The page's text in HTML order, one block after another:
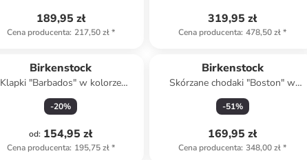
189,95 zł
Cena producenta: 217,50 zł*
319,95 zł
Cena producenta: 478,50 zł*
Birkenstock
Klapki "Barbados" w kolorze
czarnym
-20%
od: 154,95 zł
Cena producenta: 195,75 zł*
Birkenstock
Skórzane chodaki "Boston" w
kolorze fioletowym
-51%
169,95 zł
Cena producenta: 348,00 zł*